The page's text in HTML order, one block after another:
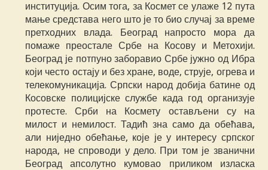
институција. Осим тога, за Космет се улаже 12 пута
мање средстава него што је то био случај за време
претходних влада. Београд напросто мора да
помаже преостале Србе на Косову и Метохији.
Београд је потпуно заборавио Србе јужно од Ибра
који често остају и без хране, воде, струје, огрева и
телекомуникација. Српски народ добија батине од
Косовске полицијске службе када год организује
протесте. Срби на Космету остављени су на
милост и немилост. Тадић зна само да обећава,
али ниједно обећање, које је у интересу српског
народа, не спроводи у дело. При том је званични
Београд апсолутно кумовао приликом изласка